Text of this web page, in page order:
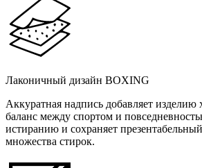
Лаконичный дизайн BOXING
Аккуратная надпись добавляет изделию
баланс между спортом и
истиранию и сохраняет
множества стирок.